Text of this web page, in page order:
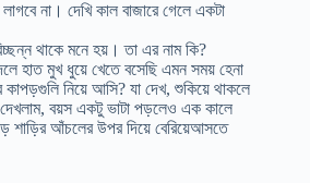
না। দেখি কাল বাজারে গেলে একটা
থাকে মনে হয়। তা এর নাম কি?
হাত মুখ ধুয়ে খেতে বসেছি এমন সময় হেনা
নিয়ে আসি? যা দেখ, শুকিয়ে থাকলে
বয়স একটু ভাটা পড়লেও এক কালে
শাড়ির আঁচলের উপর দিয়ে বেরিয়েআসতে